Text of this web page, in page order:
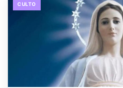
CULTO